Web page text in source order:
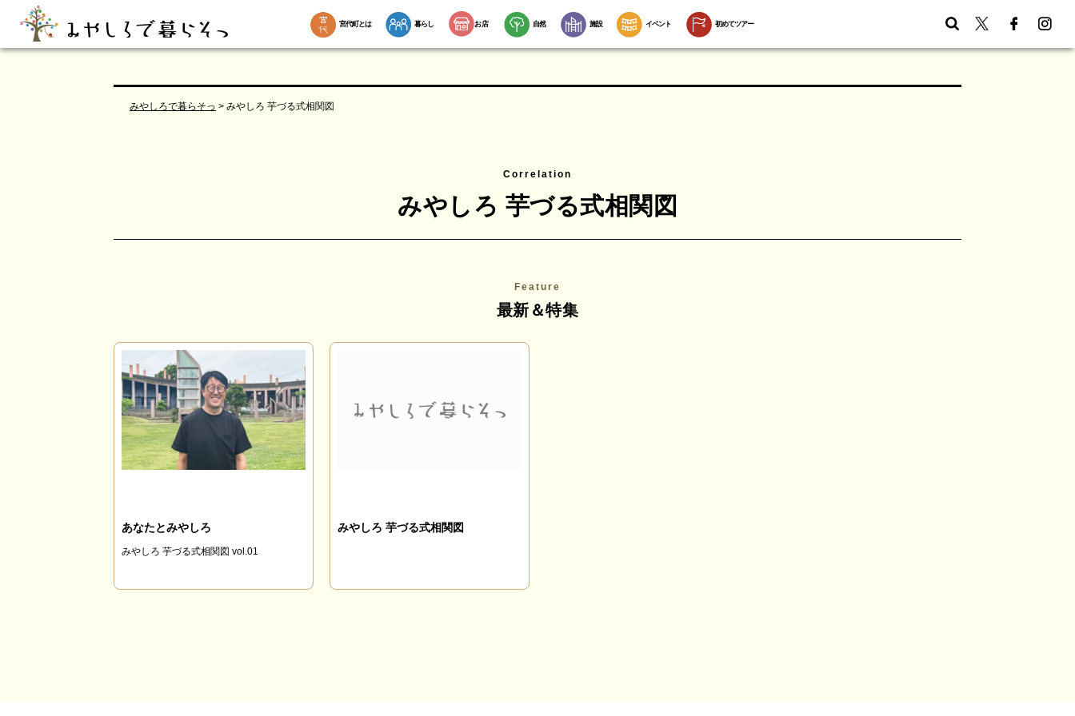
宮代町とは 暮らし お店 自然 施設 イベント 初めてツアー
みやしろで暮らそっ > みやしろ 芋づる式相関図
Correlation
みやしろ 芋づる式相関図
Feature
最新＆特集
あなたとみやしろ
みやしろ 芋づる式相関図 vol.01
みやしろ 芋づる式相関図